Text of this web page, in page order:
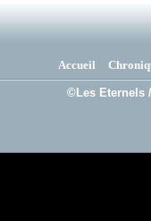
Accueil
©Les Eternels